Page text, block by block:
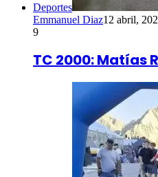
Deportes
Emmanuel Diaz12 abril,
9
TC 2000: Matías